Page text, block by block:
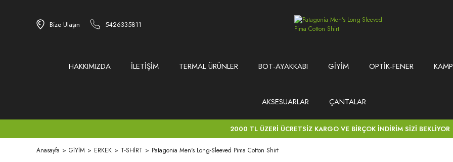
Bize Ulaşın 5426335811
HAKKIMIZDA İLETİŞİM TERMAL ÜRÜNLER BOT-AYAKKABI GİYİM OPTİK-FENER
AKSESUARLAR ÇANTALAR
2000 TL ÜZERİ ÜCRETSİZ KARGO VE BİRÇOK İNDİRİM SİZİ BEKLİYOR
Anasayfa GİYİM ERKEK T-SHİRT Patagonia Men's Long-Sleeved Pima Cotton Shirt